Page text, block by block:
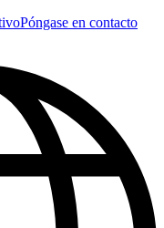
Póngase en contacto